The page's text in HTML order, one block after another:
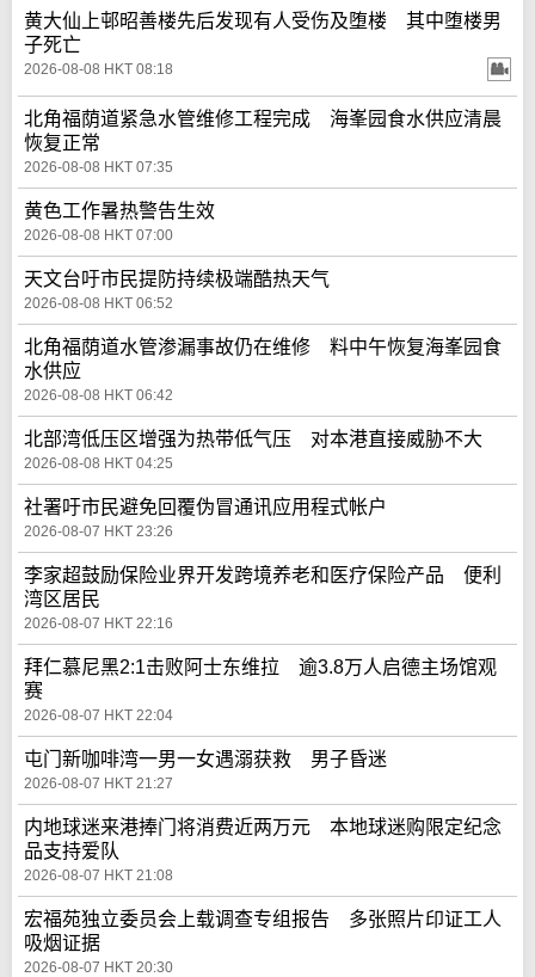
黄大仙上邨昭善楼先后发现有人受伤及堕楼 其中堕楼男
子死亡
2026-08-08 HKT 08:18
北角福荫道紧急水管维修工程完成 海峯园食水供应清晨
恢复正常
2026-08-08 HKT 07:35
黄色工作暑热警告生效
2026-08-08 HKT 07:00
天文台吁市民提防持续极端酷热天气
2026-08-08 HKT 06:52
北角福荫道水管渗漏事故仍在维修 料中午恢复海峯园食
水供应
2026-08-08 HKT 06:42
北部湾低压区增强为热带低气压 对本港直接威胁不大
2026-08-08 HKT 04:25
社署吁市民避免回覆伪冒通讯应用程式帐户
2026-08-07 HKT 23:26
李家超鼓励保险业界开发跨境养老和医疗保险产品 便利
湾区居民
2026-08-07 HKT 22:16
拜仁慕尼黑2:1击败阿士东维拉 逾3.8万人启德主场馆观
赛
2026-08-07 HKT 22:04
屯门新咖啡湾一男一女遇溺获救 男子昏迷
2026-08-07 HKT 21:27
内地球迷来港捧门将消费近两万元 本地球迷购限定纪念
品支持爱队
2026-08-07 HKT 21:08
宏福苑独立委员会上载调查专组报告 多张照片印证工人
吸烟证据
2026-08-07 HKT 20:30